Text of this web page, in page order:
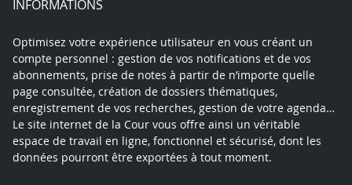
INFORMATIONS
Optimisez votre expérience utilisateur en vous créant un
compte personnel : gestion de vos notifications et de vos
abonnements, prise de notes à partir de n’importe quelle
page consultée, création de dossiers thématiques,
enregistrement de vos recherches, gestion de votre agenda…
Le site internet de la Cour vous offre ainsi un véritable
espace de travail en ligne, fonctionnel et sécurisé, dont les
données pourront être exportées à tout moment.